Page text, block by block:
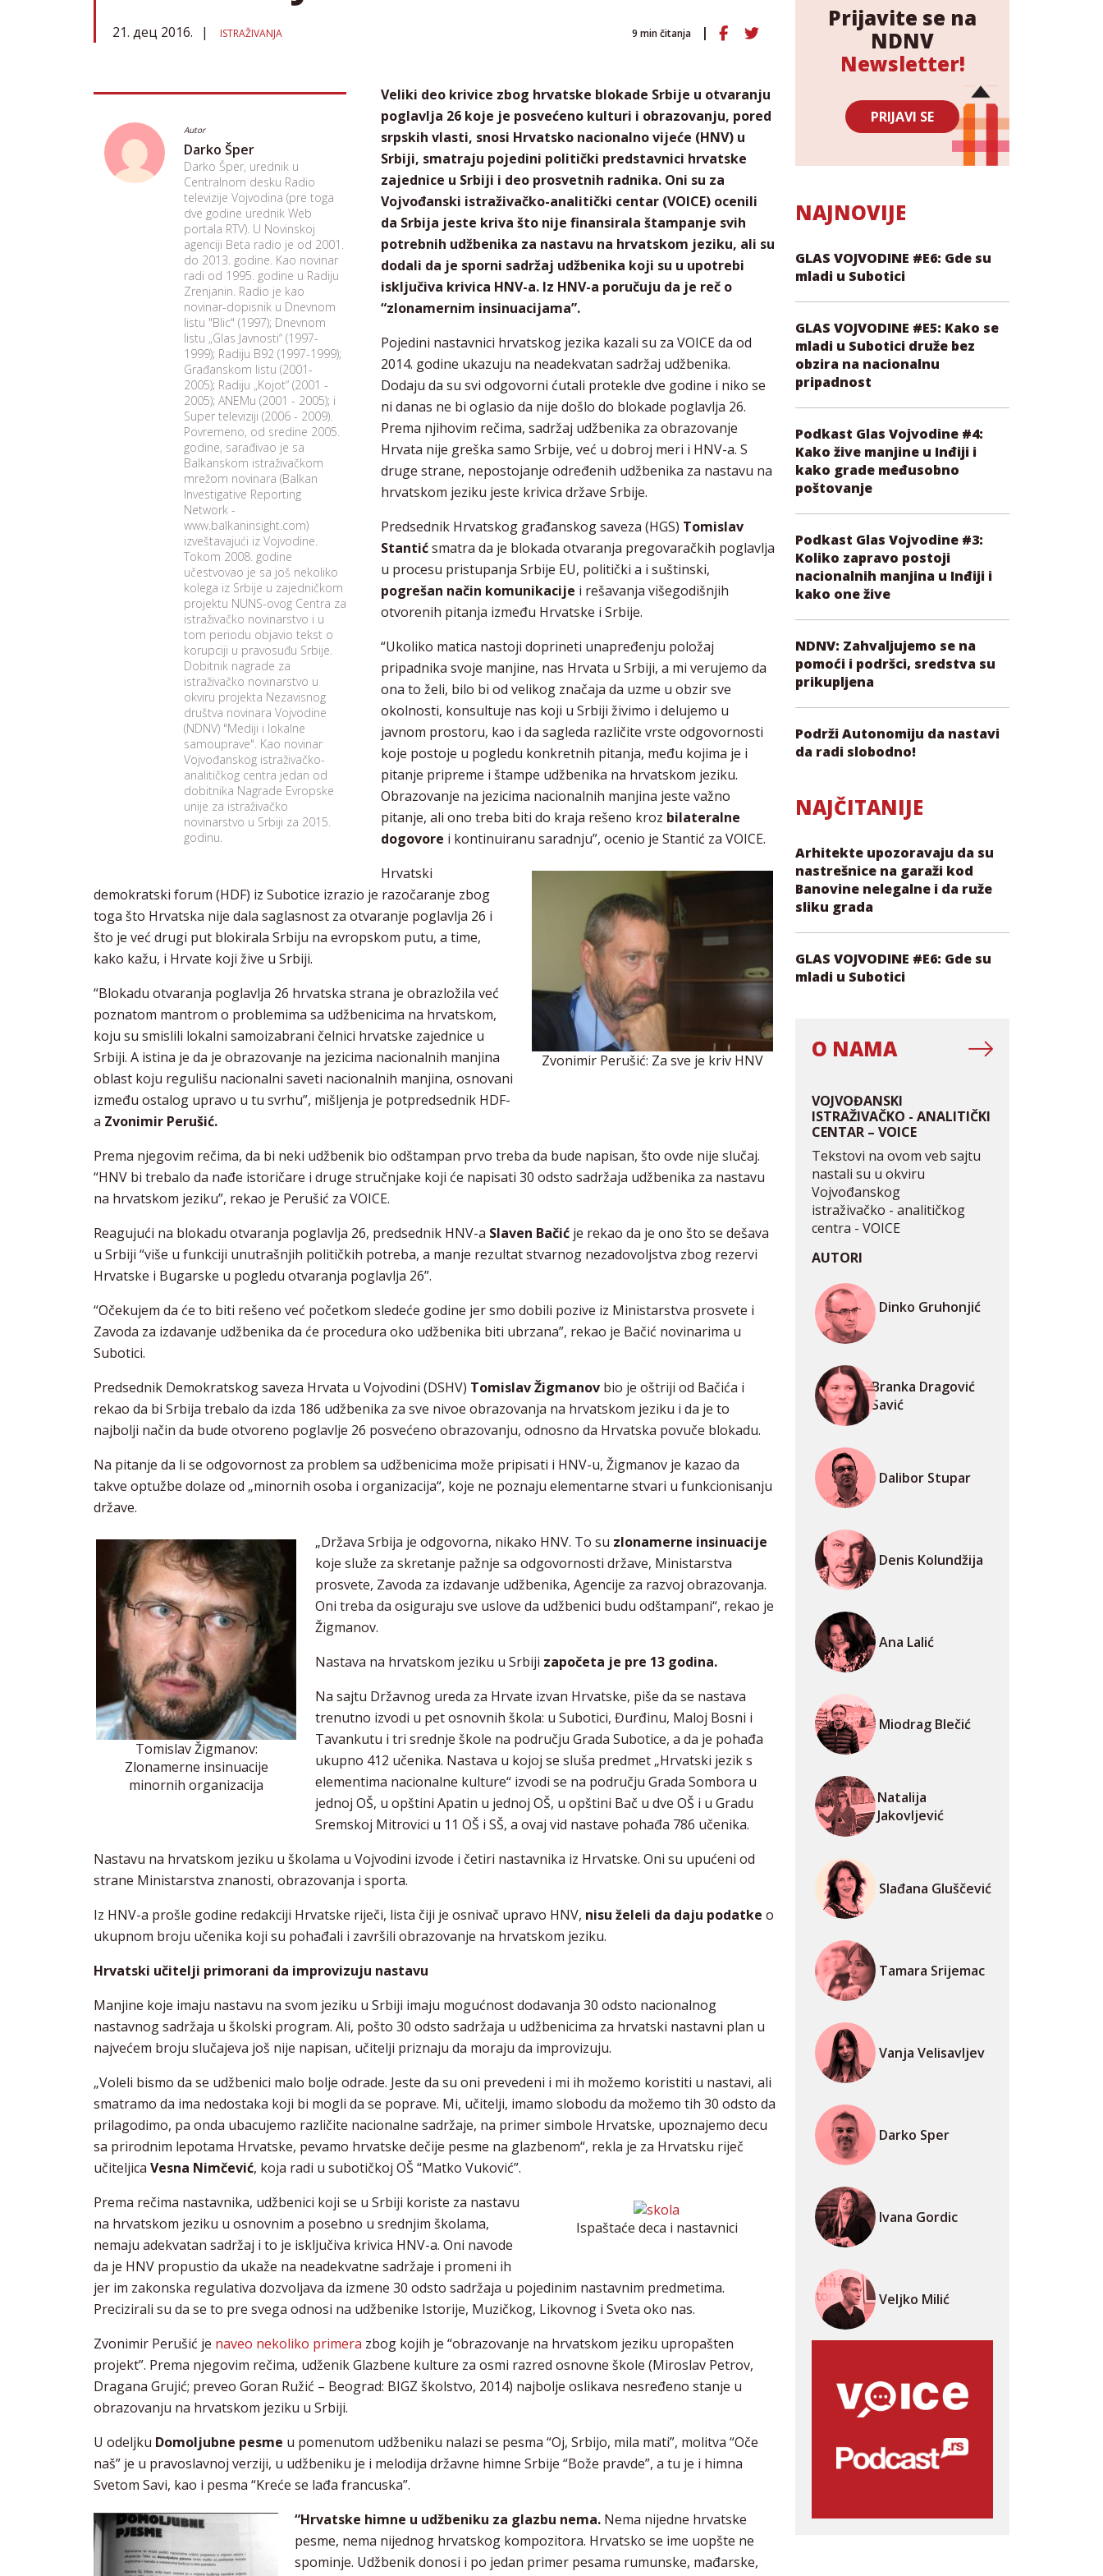
21. дец 2016. ISTRAŽIVANJA 9 min čitanja
Autor
Darko Šper
Darko Šper, urednik u
Centralnom desku Radio
televizije Vojvodina (pre toga
dve godine urednik Web
portala RTV). U Novinskoj
agenciji Beta radio je od 2001.
do 2013. godine. Kao novinar
radi od 1995. godine u Radiju
Zrenjanin. Radio je kao
novinar-dopisnik u Dnevnom
listu "Blic" (1997); Dnevnom
listu „Glas Javnosti“ (1997-
1999); Radiju B92 (1997-1999);
Građanskom listu (2001-
2005); Radiju „Kojot“ (2001 -
2005); ANEMu (2001 - 2005); i
Super televiziji (2006 - 2009).
Povremeno, od sredine 2005.
godine, sarađivao je sa
Balkanskom istraživačkom
mrežom novinara (Balkan
Investigative Reporting
Network -
www.balkaninsight.com)
izveštavajući iz Vojvodine.
Tokom 2008. godine
učestvovao je sa još nekoliko
kolega iz Srbije u zajedničkom
projektu NUNS-ovog Centra za
istraživačko novinarstvo i u
tom periodu objavio tekst o
korupciji u pravosuđu Srbije.
Dobitnik nagrade za
istraživačko novinarstvo u
okviru projekta Nezavisnog
društva novinara Vojvodine
(NDNV) "Mediji i lokalne
samouprave". Kao novinar
Vojvođanskog istraživačko-
analitičkog centra jedan od
dobitnika Nagrade Evropske
unije za istraživačko
novinarstvo u Srbiji za 2015.
godinu.
Veliki deo krivice zbog hrvatske blokade Srbije u otvaranju
poglavlja 26 koje je posvećeno kulturi i obrazovanju, pored
srpskih vlasti, snosi Hrvatsko nacionalno vijeće (HNV) u
Srbiji, smatraju pojedini politički predstavnici hrvatske
zajednice u Srbiji i deo prosvetnih radnika. Oni su za
Vojvođanski istraživačko-analitički centar (VOICE) ocenili
da Srbija jeste kriva što nije finansirala štampanje svih
potrebnih udžbenika za nastavu na hrvatskom jeziku, ali su
dodali da je sporni sadržaj udžbenika koji su u upotrebi
isključiva krivica HNV-a. Iz HNV-a poručuju da je reč o
“zlonamernim insinuacijama”.
Pojedini nastavnici hrvatskog jezika kazali su za VOICE da od
2014. godine ukazuju na neadekvatan sadržaj udžbenika.
Dodaju da su svi odgovorni ćutali protekle dve godine i niko se
ni danas ne bi oglasio da nije došlo do blokade poglavlja 26.
Prema njihovim rečima, sadržaj udžbenika za obrazovanje
Hrvata nije greška samo Srbije, već u dobroj meri i HNV-a. S
druge strane, nepostojanje određenih udžbenika za nastavu na
hrvatskom jeziku jeste krivica države Srbije.
Predsednik Hrvatskog građanskog saveza (HGS) Tomislav
Stantićsmatra da je blokada otvaranja pregovaračkih poglavlja
u procesu pristupanja Srbije EU, politički a i suštinski,
pogrešan način komunikacije i rešavanja višegodišnjih
otvorenih pitanja između Hrvatske i Srbije.
“Ukoliko matica nastoji doprineti unapređenju položaj
pripadnika svoje manjine, nas Hrvata u Srbiji, a mi verujemo da
ona to želi, bilo bi od velikog značaja da uzme u obzir sve
okolnosti, konsultuje nas koji u Srbiji živimo i delujemo u
javnom prostoru, kao i da sagleda različite vrste odgovornosti
koje postoje u pogledu konkretnih pitanja, među kojima je i
pitanje pripreme i štampe udžbenika na hrvatskom jeziku.
Obrazovanje na jezicima nacionalnih manjina jeste važno
pitanje, ali ono treba biti do kraja rešeno kroz bilateralne
dogovore i kontinuiranu saradnju”, ocenio je Stantić za VOICE.
Zvonimir Perušić: Za sve je kriv HNV
Hrvatski
demokratski forum (HDF) iz Subotice izrazio je razočaranje zbog
toga što Hrvatska nije dala saglasnost za otvaranje poglavlja 26 i
što je već drugi put blokirala Srbiju na evropskom putu, a time,
kako kažu, i Hrvate koji žive u Srbiji.
“Blokadu otvaranja poglavlja 26 hrvatska strana je obrazložila već
poznatom mantrom o problemima sa udžbenicima na hrvatskom,
koju su smislili lokalni samoizabrani čelnici hrvatske zajednice u
Srbiji. A istina je da je obrazovanje na jezicima nacionalnih manjina
oblast koju regulišu nacionalni saveti nacionalnih manjina, osnovani
između ostalog upravo u tu svrhu”, mišljenja je potpredsednik HDF-
a Zvonimir Perušić.
Prema njegovim rečima, da bi neki udžbenik bio odštampan prvo treba da bude napisan, što ovde nije slučaj.
“HNV bi trebalo da nađe istoričare i druge stručnjake koji će napisati 30 odsto sadržaja udžbenika za nastavu
na hrvatskom jeziku”, rekao je Perušić za VOICE.
Reagujući na blokadu otvaranja poglavlja 26, predsednik HNV-a Slaven Bačić je rekao da je ono što se dešava
u Srbiji “više u funkciji unutrašnjih političkih potreba, a manje rezultat stvarnog nezadovoljstva zbog rezervi
Hrvatske i Bugarske u pogledu otvaranja poglavlja 26”.
“Očekujem da će to biti rešeno već početkom sledeće godine jer smo dobili pozive iz Ministarstva prosvete i
Zavoda za izdavanje udžbenika da će procedura oko udžbenika biti ubrzana”, rekao je Bačić novinarima u
Subotici.
Predsednik Demokratskog saveza Hrvata u Vojvodini (DSHV) Tomislav Žigmanov bio je oštriji od Bačića i
rekao da bi Srbija trebalo da izda 186 udžbenika za sve nivoe obrazovanja na hrvatskom jeziku i da je to
najbolji način da bude otvoreno poglavlje 26 posvećeno obrazovanju, odnosno da Hrvatska povuče blokadu.
Na pitanje da li se odgovornost za problem sa udžbenicima može pripisati i HNV-u, Žigmanov je kazao da
takve optužbe dolaze od „minornih osoba i organizacija“, koje ne poznaju elementarne stvari u funkcionisanju
države.
Tomislav Žigmanov:
Zlonamerne insinuacije
minornih organizacija
„Država Srbija je odgovorna, nikako HNV. To su zlonamerne insinuacije
koje služe za skretanje pažnje sa odgovornosti države, Ministarstva
prosvete, Zavoda za izdavanje udžbenika, Agencije za razvoj obrazovanja.
Oni treba da osiguraju sve uslove da udžbenici budu odštampani“, rekao je
Žigmanov.
Nastava na hrvatskom jeziku u Srbiji započeta je pre 13 godina.
Na sajtu Državnog ureda za Hrvate izvan Hrvatske, piše da se nastava
trenutno izvodi u pet osnovnih škola: u Subotici, Đurđinu, Maloj Bosni i
Tavankutu i tri srednje škole na području Grada Subotice, a da je pohađa
ukupno 412 učenika. Nastava u kojoj se sluša predmet „Hrvatski jezik s
elementima nacionalne kulture“ izvodi se na području Grada Sombora u
jednoj OŠ, u opštini Apatin u jednoj OŠ, u opštini Bač u dve OŠ i u Gradu
Sremskoj Mitrovici u 11 OŠ i SŠ, a ovaj vid nastave pohađa 786 učenika.
Nastavu na hrvatskom jeziku u školama u Vojvodini izvode i četiri nastavnika iz Hrvatske. Oni su upućeni od
strane Ministarstva znanosti, obrazovanja i sporta.
Iz HNV-a prošle godine redakciji Hrvatske riječi, lista čiji je osnivač upravo HNV, nisu želeli da daju podatke o
ukupnom broju učenika koji su pohađali i završili obrazovanje na hrvatskom jeziku.
Hrvatski učitelji primorani da improvizuju nastavu
Manjine koje imaju nastavu na svom jeziku u Srbiji imaju mogućnost dodavanja 30 odsto nacionalnog
nastavnog sadržaja u školski program. Ali, pošto 30 odsto sadržaja u udžbenicima za hrvatski nastavni plan u
najvećem broju slučajeva još nije napisan, učitelji priznaju da moraju da improvizuju.
„Voleli bismo da se udžbenici malo bolje odrade. Jeste da su oni prevedeni i mi ih možemo koristiti u nastavi, ali
smatramo da ima nedostaka koji bi mogli da se poprave. Mi, učitelji, imamo slobodu da možemo tih 30 odsto da
prilagodimo, pa onda ubacujemo različite nacionalne sadržaje, na primer simbole Hrvatske, upoznajemo decu
sa prirodnim lepotama Hrvatske, pevamo hrvatske dečije pesme na glazbenom“, rekla je za Hrvatsku riječ
učiteljica Vesna Nimčević, koja radi u subotičkoj OŠ “Matko Vuković”.
Ispaštaće deca i nastavnici
Prema rečima nastavnika, udžbenici koji se u Srbiji koriste za nastavu
na hrvatskom jeziku u osnovnim a posebno u srednjim školama,
nemaju adekvatan sadržaj i to je isključiva krivica HNV-a. Oni navode
da je HNV propustio da ukaže na neadekvatne sadržaje i promeni ih
jer im zakonska regulativa dozvoljava da izmene 30 odsto sadržaja u pojedinim nastavnim predmetima.
Precizirali su da se to pre svega odnosi na udžbenike Istorije, Muzičkog, Likovnog i Sveta oko nas.
Zvonimir Perušić je naveo nekoliko primera zbog kojih je “obrazovanje na hrvatskom jeziku upropašten
projekt”. Prema njegovim rečima, udženik Glazbene kulture za osmi razred osnovne škole (Miroslav Petrov,
Dragana Grujić; preveo Goran Ružić – Beograd: BIGZ školstvo, 2014) najbolje oslikava nesređeno stanje u
obrazovanju na hrvatskom jeziku u Srbiji.
U odeljku Domoljubne pesme u pomenutom udžbeniku nalazi se pesma “Oj, Srbijo, mila mati”, molitva “Oče
naš” je u pravoslavnoj verziji, u udžbeniku je i melodija državne himne Srbije “Bože pravde”, a tu je i himna
Svetom Savi, kao i pesma “Kreće se lađa francuska”.
“Hrvatske himne u udžbeniku za glazbu nema. Nema nijedne hrvatske
pesme, nema nijednog hrvatskog kompozitora. Hrvatsko se ime uopšte ne
spominje. Udžbenik donosi i po jedan primer pesama rumunske, mađarske,
Prijavite se na
NDNV
Newsletter!
PRIJAVI SE
NAJNOVIJE
GLAS VOJVODINE #E6: Gde su
mladi u Subotici
GLAS VOJVODINE #E5: Kako se
mladi u Subotici druže bez
obzira na nacionalnu
pripadnost
Podkast Glas Vojvodine #4:
Kako žive manjine u Inđiji i
kako grade međusobno
poštovanje
Podkast Glas Vojvodine #3:
Koliko zapravo postoji
nacionalnih manjina u Inđiji i
kako one žive
NDNV: Zahvaljujemo se na
pomoći i podršci, sredstva su
prikupljena
Podrži Autonomiju da nastavi
da radi slobodno!
NAJČITANIJE
Arhitekte upozoravaju da su
nastrešnice na garaži kod
Banovine nelegalne i da ruže
sliku grada
GLAS VOJVODINE #E6: Gde su
mladi u Subotici
O NAMA
VOJVOĐANSKI
ISTRAŽIVAČKO - ANALITIČKI
CENTAR – VOICE
Tekstovi na ovom veb sajtu
nastali su u okviru
Vojvođanskog
istraživačko - analitičkog
centra - VOICE
AUTORI
Dinko Gruhonjić
Branka Dragović
Savić
Dalibor Stupar
Denis Kolundžija
Ana Lalić
Miodrag Blečić
Natalija
Jakovljević
Slađana Gluščević
Tamara Srijemac
Vanja Velisavljev
Darko Sper
Ivana Gordic
Veljko Milić